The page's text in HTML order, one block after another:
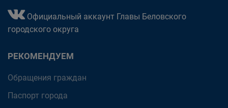
Официальный аккаунт Главы Беловского
городского округа
РЕКОМЕНДУЕМ
Обращения граждан
Паспорт города